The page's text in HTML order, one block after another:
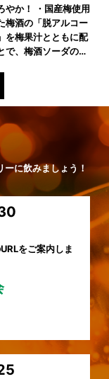
やか！ ・国産梅使用
梅酒の「脱アルコー
を梅果汁とともに配
で、梅酒ソーダの…
ーに飲みましょう！
をご案内しま